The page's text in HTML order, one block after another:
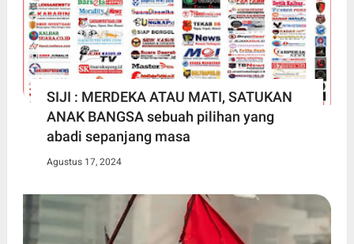
SIJI : MERDEKA ATAU MATI, SATUKAN
ANAK BANGSA sebuah pilihan yang
abadi sepanjang masa
Agustus 17, 2024